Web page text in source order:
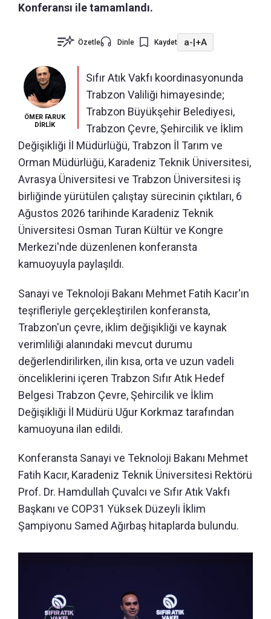
Konferansı ile tamamlandı.
Özetle Dinle Kaydet a-|+A
ÖMER FARUK
DİRLİK
Sıfır Atık Vakfı koordinasyonunda
Trabzon Valiliği himayesinde;
Trabzon Büyükşehir Belediyesi,
Trabzon Çevre, Şehircilik ve İklim
Değişikliği İl Müdürlüğü, Trabzon İl Tarım ve
Orman Müdürlüğü, Karadeniz Teknik Üniversitesi,
Avrasya Üniversitesi ve Trabzon Üniversitesi iş
birliğinde yürütülen çalıştay sürecinin çıktıları, 6
Ağustos 2026 tarihinde Karadeniz Teknik
Üniversitesi Osman Turan Kültür ve Kongre
Merkezi'nde düzenlenen konferansta
kamuoyuyla paylaşıldı.
Sanayi ve Teknoloji Bakanı Mehmet Fatih Kacır'ın
teşrifleriyle gerçekleştirilen konferansta,
Trabzon'un çevre, iklim değişikliği ve kaynak
verimliliği alanındaki mevcut durumu
değerlendirilirken, ilin kısa, orta ve uzun vadeli
önceliklerini içeren Trabzon Sıfır Atık Hedef
Belgesi Trabzon Çevre, Şehircilik ve İklim
Değişikliği İl Müdürü Uğur Korkmaz tarafından
kamuoyuna ilan edildi.
Konferansta Sanayi ve Teknoloji Bakanı Mehmet
Fatih Kacır, Karadeniz Teknik Üniversitesi Rektörü
Prof. Dr. Hamdullah Çuvalcı ve Sıfır Atık Vakfı
Başkanı ve COP31 Yüksek Düzeyli İklim
Şampiyonu Samed Ağırbaş hitaplarda bulundu.